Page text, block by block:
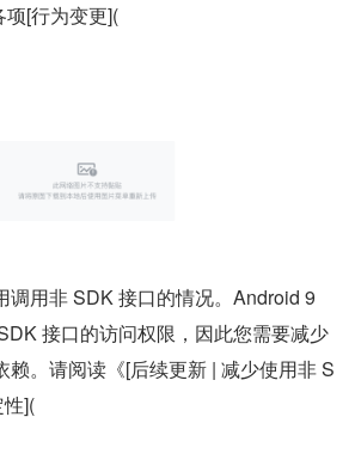
[行为变更](
调用非 SDK 接口的情况。Android 9
接口的访问权限，因此您需要减少
赖。请阅读《[后续更新 | 减少使用非 S
](